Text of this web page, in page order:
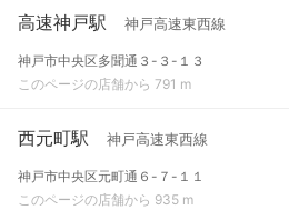
高速神戸駅 神戸高速東西線
神戸市中央区多聞通３-３-１３
このページの店舗から 791 m
西元町駅 神戸高速東西線
神戸市中央区元町通６-７-１１
このページの店舗から 935 m